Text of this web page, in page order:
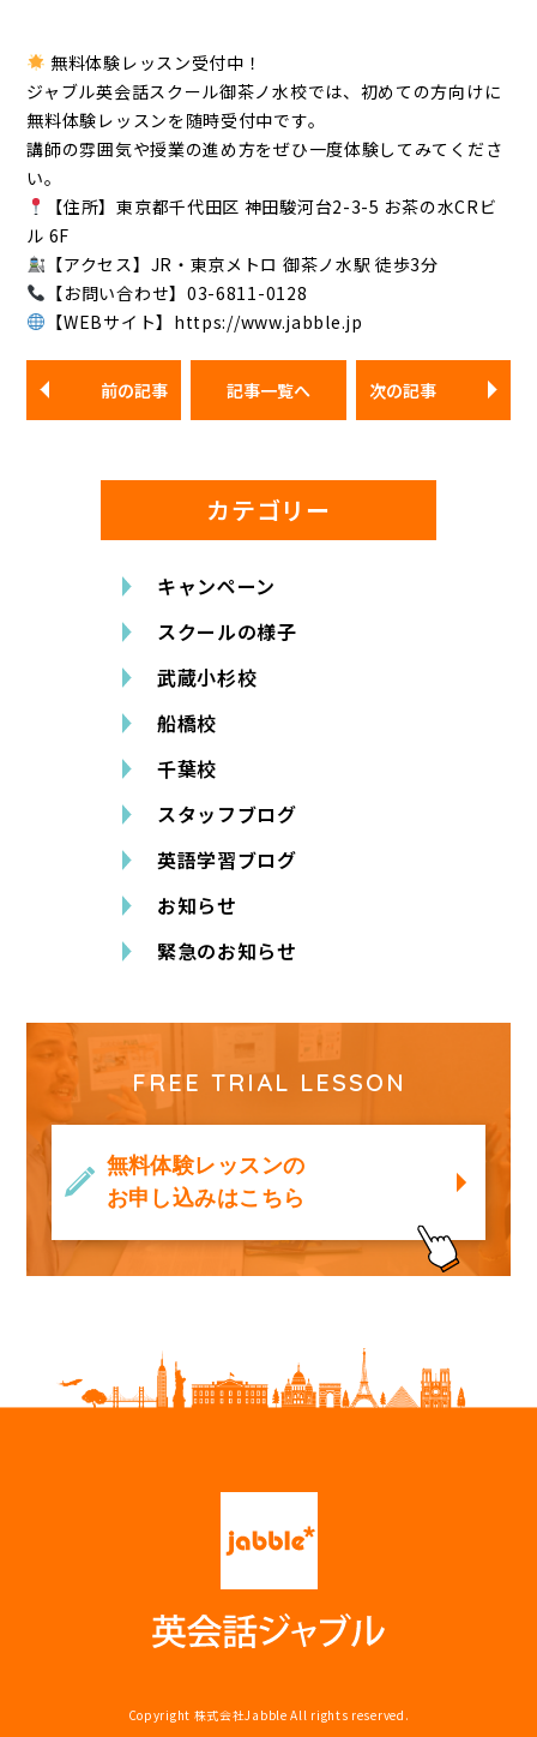
無料体験レッスン受付中！
ジャブル英会話スクール御茶ノ水校では、初めての方向けに
無料体験レッスンを随時受付中です。
講師の雰囲気や授業の進め方をぜひ一度体験してみてくださ
い。
【住所】東京都千代田区 神田駿河台2-3-5 お茶の水CRビ
ル 6F
【アクセス】JR・東京メトロ 御茶ノ水駅 徒歩3分
【お問い合わせ】03-6811-0128
【WEBサイト】https://www.jabble.jp
前の記事 記事一覧へ 次の記事
カテゴリー
キャンペーン
スクールの様子
武蔵小杉校
船橋校
千葉校
スタッフブログ
英語学習ブログ
お知らせ
緊急のお知らせ
FREE TRIAL LESSON
無料体験レッスンの
お申し込みはこちら
Copyright 株式会社Jabble All rights reserved.